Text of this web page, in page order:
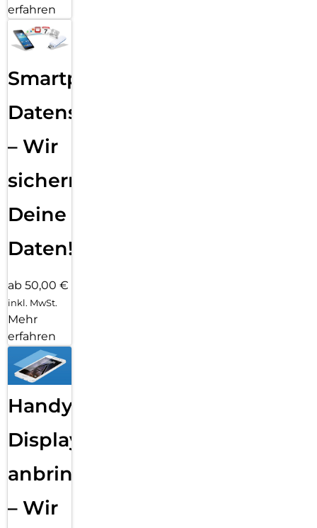
erfahren
Smartphone
Datensicherung
– Wir
sichern
Deine
Daten!
ab 50,00 €
inkl. MwSt.
Mehr
erfahren
Handy
Displayfolie
anbringen
– Wir